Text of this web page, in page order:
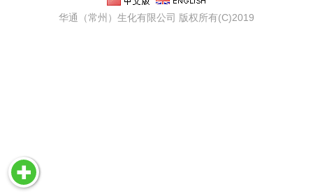
华通（常州）生化有限公司 版权所有(C)2019